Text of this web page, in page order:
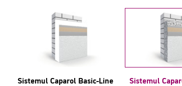
Sistemul Caparol Basic-Line Sistemul